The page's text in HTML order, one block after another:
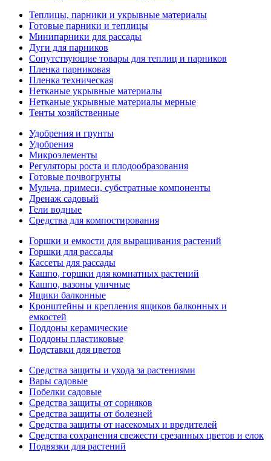
Теплицы, парники и укрывные материалы
Готовые парники и теплицы
Минипарники для рассады
Дуги для парников
Сопутствующие товары для теплиц и парников
Пленка парниковая
Пленка техническая
Нетканые укрывные материалы
Нетканые укрывные материалы мерные
Тенты хозяйственные
Удобрения и грунты
Удобрения
Микроэлементы
Регуляторы роста и плодообразования
Готовые почвогрунты
Мульча, примеси, субстратные компоненты
Дренаж садовый
Гели водные
Средства для компостирования
Горшки и емкости для выращивания растений
Горшки для рассады
Кассеты для рассады
Кашпо, горшки для комнатных растений
Кашпо, вазоны уличные
Ящики балконные
Кронштейны и крепления ящиков балконных и
емкостей
Поддоны керамические
Поддоны пластиковые
Подставки для цветов
Средства защиты и ухода за растениями
Вары садовые
Побелки садовые
Средства защиты от сорняков
Средства защиты от болезней
Средства защиты от насекомых и вредителей
Средства сохранения свежести срезанных цветов и елок
Подвязки для растений